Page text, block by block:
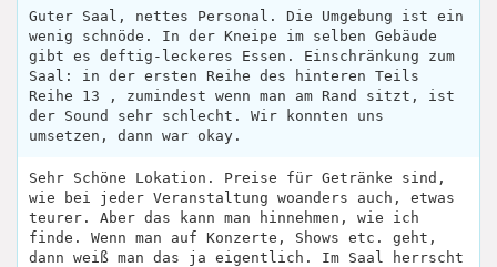
Guter Saal, nettes Personal. Die Umgebung ist ein
wenig schnöde. In der Kneipe im selben Gebäude
gibt es deftig-leckeres Essen. Einschränkung zum
Saal: in der ersten Reihe des hinteren Teils
Reihe 13 , zumindest wenn man am Rand sitzt, ist
der Sound sehr schlecht. Wir konnten uns
umsetzen, dann war okay.
Sehr Schöne Lokation. Preise für Getränke sind,
wie bei jeder Veranstaltung woanders auch, etwas
teurer. Aber das kann man hinnehmen, wie ich
finde. Wenn man auf Konzerte, Shows etc. geht,
dann weiß man das ja eigentlich. Im Saal herrscht